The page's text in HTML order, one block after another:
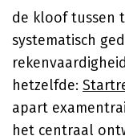
de kloof tussen
systematisch
hetzelfde:
apart
het centraal